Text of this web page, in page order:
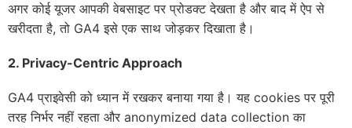
अगर कोई यूजर आपकी वेबसाइट पर प्रोडक्ट देखता है और बाद में ऐप से
खरीदता है, तो GA4 इसे एक साथ जोड़कर दिखाता है।
2. Privacy-Centric Approach
GA4 प्राइवेसी को ध्यान में रखकर बनाया गया है। यह cookies पर पूरी
तरह निर्भर नहीं रहता और anonymized data collection का